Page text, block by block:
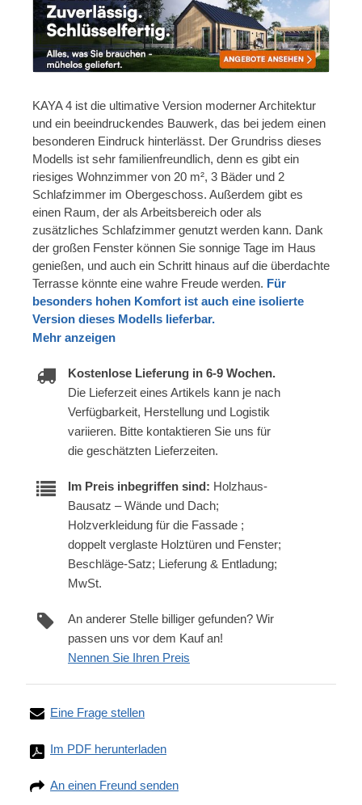
KAYA 4 ist die ultimative Version moderner Architektur
und ein beeindruckendes Bauwerk, das bei jedem einen
besonderen Eindruck hinterlässt. Der Grundriss dieses
Modells ist sehr familienfreundlich, denn es gibt ein
riesiges Wohnzimmer von 20 m², 3 Bäder und 2
Schlafzimmer im Obergeschoss. Außerdem gibt es
einen Raum, der als Arbeitsbereich oder als
zusätzliches Schlafzimmer genutzt werden kann. Dank
der großen Fenster können Sie sonnige Tage im Haus
genießen, und auch ein Schritt hinaus auf die überdachte
Terrasse könnte eine wahre Freude werden. Für
besonders hohen Komfort ist auch eine isolierte
Version dieses Modells lieferbar.
Mehr anzeigen
Kostenlose Lieferung in 6-9 Wochen.
Die Lieferzeit eines Artikels kann je nach
Verfügbarkeit, Herstellung und Logistik
variieren. Bitte kontaktieren Sie uns für
die geschätzten Lieferzeiten.
Im Preis inbegriffen sind: Holzhaus-
Bausatz – Wände und Dach;
Holzverkleidung für die Fassade ;
doppelt verglaste Holztüren und Fenster;
Beschläge-Satz; Lieferung & Entladung;
MwSt.
An anderer Stelle billiger gefunden? Wir
passen uns vor dem Kauf an!
Nennen Sie Ihren Preis
Eine Frage stellen
Im PDF herunterladen
An einen Freund senden